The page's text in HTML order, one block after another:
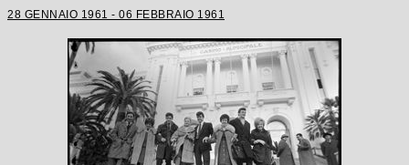
28 GENNAIO 1961 - 06 FEBBRAIO 1961